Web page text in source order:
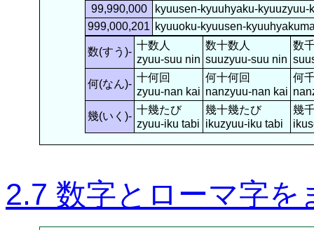
99,990,000
kyuusen-kyuuhyaku-kyuuzyuu-
999,000,201 kyuuoku-kyuusen-
数(すう)-
十数人
zyuu-suu nin
数十数人
suuzyuu-suu nin
数
何(なん)-
十何回
zyuu-nan kai
何十何回
nanzyuu-nan kai
何
幾(いく)-
十幾たび
zyuu-iku tabi
幾十幾たび
ikuzyuu-iku tabi
幾
2.7 数字とローマ字を